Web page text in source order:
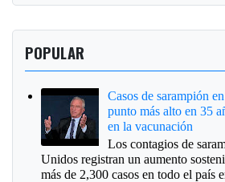
POPULAR
Casos de sarampión
punto más alto en 35
en la vacunación
Los contagios de
Unidos registran un aumento
más de 2,300 casos en todo el país